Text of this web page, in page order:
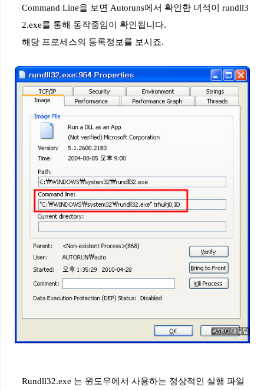
Command Line을 보면 Autoruns에서 확인한 녀석이
rundll3
2.exe를 통해 동작중임이 확인됩니다.
해당 프로세스의 등록정보를 보시죠.
Rundll32.exe 는 윈도우에서 사용하는 정상적인 실행 파일